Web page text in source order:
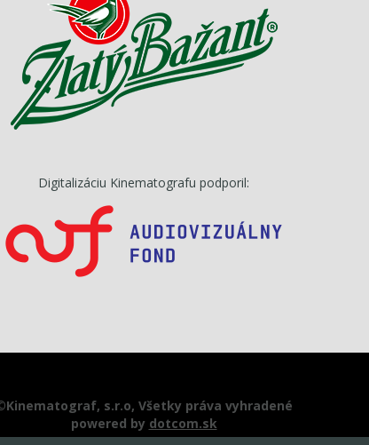
Digitalizáciu Kinematografu podporil:
s.r.o, Všetky práva vyhradené
powered by dotcom.sk